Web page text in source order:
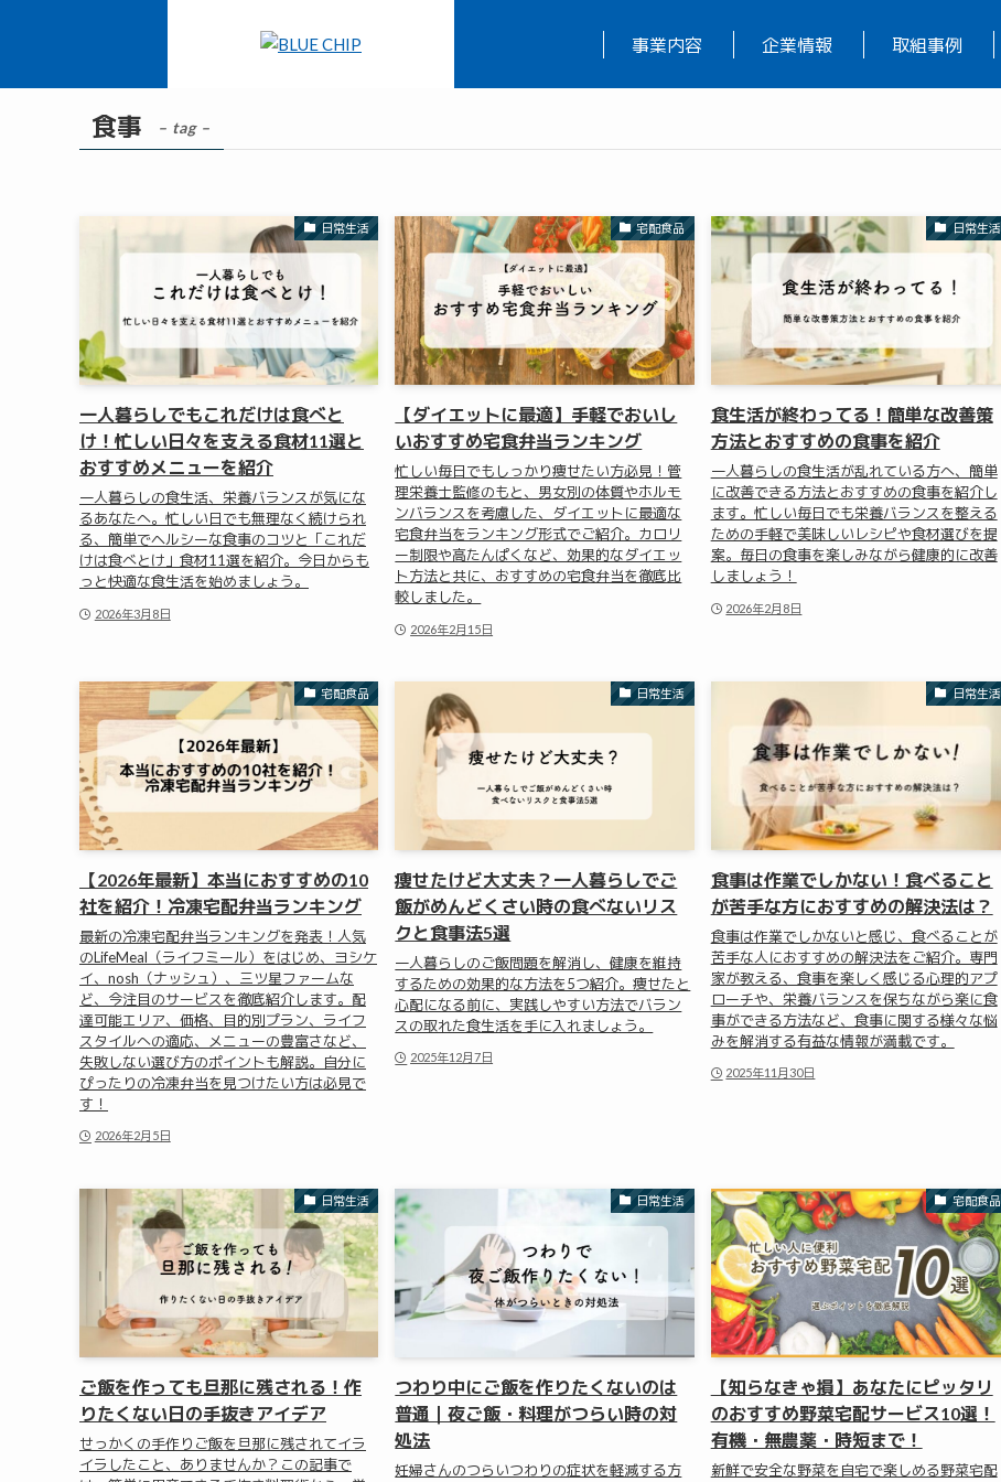
事業内容 企業情報 取組事例
食事 – tag –
日常生活
一人暮らしでもこれだけは食べと
け！忙しい日々を支える食材11選と
おすすめメニューを紹介
一人暮らしの食生活、栄養バランスが気にな
るあなたへ。忙しい日でも無理なく続けられ
る、簡単でヘルシーな食事のコツと「これだ
けは食べとけ」食材11選を紹介。今日からも
っと快適な食生活を始めましょう。
2026年3月8日
宅配食品
【ダイエットに最適】手軽でおいし
いおすすめ宅食弁当ランキング
忙しい毎日でもしっかり痩せたい方必見！管
理栄養士監修のもと、男女別の体質やホルモ
ンバランスを考慮した、ダイエットに最適な
宅食弁当をランキング形式でご紹介。カロリ
ー制限や高たんぱくなど、効果的なダイエッ
ト方法と共に、おすすめの宅食弁当を徹底比
較しました。
2026年2月15日
日常生活
食生活が終わってる！簡単な改善策
方法とおすすめの食事を紹介
一人暮らしの食生活が乱れている方へ、簡単
に改善できる方法とおすすめの食事を紹介し
ます。忙しい毎日でも栄養バランスを整える
ための手軽で美味しいレシピや食材選びを提
案。毎日の食事を楽しみながら健康的に改善
しましょう！
2026年2月8日
宅配食品
【2026年最新】本当におすすめの10
社を紹介！冷凍宅配弁当ランキング
最新の冷凍宅配弁当ランキングを発表！人気
のLifeMeal（ライフミール）をはじめ、ヨシケ
イ、nosh（ナッシュ）、三ツ星ファームな
ど、今注目のサービスを徹底紹介します。配
達可能エリア、価格、目的別プラン、ライフ
スタイルへの適応、メニューの豊富さなど、
失敗しない選び方のポイントも解説。自分に
ぴったりの冷凍弁当を見つけたい方は必見で
す！
2026年2月5日
日常生活
痩せたけど大丈夫？一人暮らしでご
飯がめんどくさい時の食べないリス
クと食事法5選
一人暮らしのご飯問題を解消し、健康を維持
するための効果的な方法を5つ紹介。痩せたと
心配になる前に、実践しやすい方法でバラン
スの取れた食生活を手に入れましょう。
2025年12月7日
日常生活
食事は作業でしかない！食べること
が苦手な方におすすめの解決法は？
食事は作業でしかないと感じ、食べることが
苦手な人におすすめの解決法をご紹介。専門
家が教える、食事を楽しく感じる心理的アプ
ローチや、栄養バランスを保ちながら楽に食
事ができる方法など、食事に関する様々な悩
みを解消する有益な情報が満載です。
2025年11月30日
日常生活
ご飯を作っても旦那に残される！作
りたくない日の手抜きアイデア
せっかくの手作りご飯を旦那に残されてイラ
イラしたこと、ありませんか？この記事で
日常生活
つわり中にご飯を作りたくないのは
普通｜夜ご飯・料理がつらい時の対
処法
妊婦さんのつらいつわりの症状を軽減する方
宅配食品
【知らなきゃ損】あなたにピッタリ
のおすすめ野菜宅配サービス10選！
有機・無農薬・時短まで！
新鮮で安全な野菜を自宅で楽しめる野菜宅配